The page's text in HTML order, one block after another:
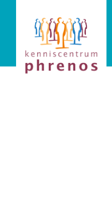
Phrenos
website